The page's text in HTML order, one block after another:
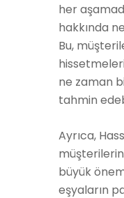
her
hakkında
Bu,
ne zaman
tahmin
Ayrıca,
büyük
eşyaların